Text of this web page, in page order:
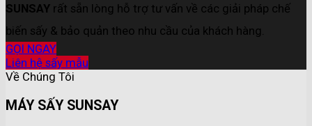
SUNSAY rất sẵn lòng hỗ trợ tư vấn về các giải pháp chế
biến sấy & bảo quản theo nhu cầu của khách hàng.
GỌI NGAY
Liên hệ sấy mẫu
Về Chúng Tôi
MÁY SẤY SUNSAY